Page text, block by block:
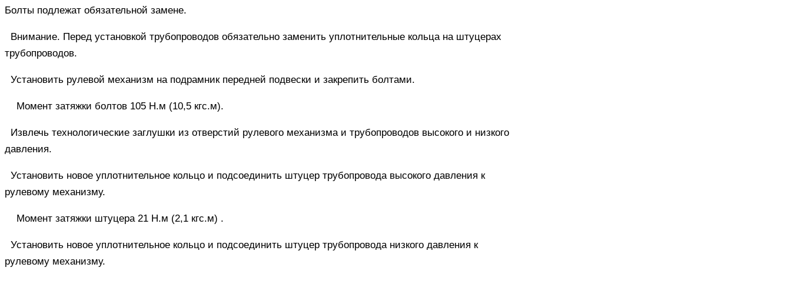
Болты подлежат обязательной замене.
Внимание. Перед установкой трубопроводов обязательно заменить уплотнительные кольца на штуцерах
трубопроводов.
Установить рулевой механизм на подрамник передней подвески и закрепить болтами.
Момент затяжки болтов 105 Н.м (10,5 кгс.м).
Извлечь технологические заглушки из отверстий рулевого механизма и трубопроводов высокого и низкого
давления.
Установить новое уплотнительное кольцо и подсоединить штуцер трубопровода высокого давления к
рулевому механизму.
Момент затяжки штуцера 21 Н.м (2,1 кгс.м) .
Установить новое уплотнительное кольцо и подсоединить штуцер трубопровода низкого давления к
рулевому механизму.